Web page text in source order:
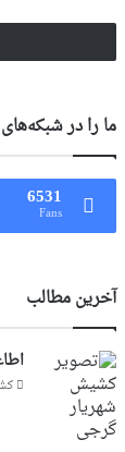
ما را در
6531
Fans
آخرین مطالب